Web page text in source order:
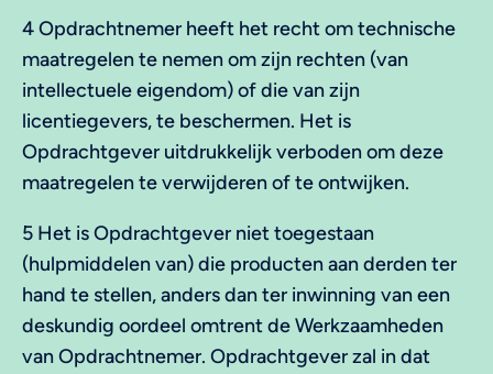
4 Opdrachtnemer heeft het recht om technische
maatregelen te nemen om zijn rechten (van
intellectuele eigendom) of die van zijn
licentiegevers, te beschermen. Het is
Opdrachtgever uitdrukkelijk verboden om deze
maatregelen te verwijderen of te ontwijken.
5 Het is Opdrachtgever niet toegestaan
(hulpmiddelen van) die producten aan derden ter
hand te stellen, anders dan ter inwinning van een
deskundig oordeel omtrent de Werkzaamheden
van Opdrachtnemer. Opdrachtgever zal in dat